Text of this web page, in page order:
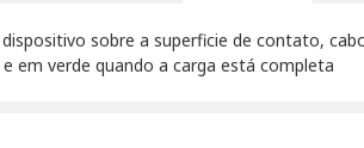
sobre a superficie de contato,
em verde quando a carga está completa